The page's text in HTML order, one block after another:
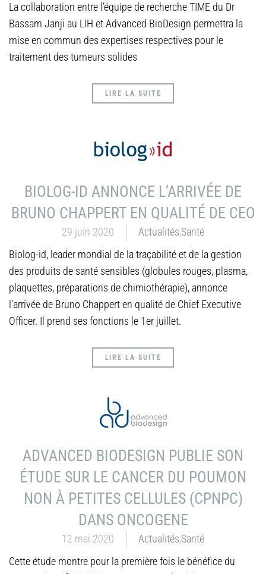
La collaboration entre l’équipe de recherche TIME du Dr
Bassam Janji au LIH et Advanced BioDesign permettra la
mise en commun des expertises respectives pour le
traitement des tumeurs solides
LIRE LA SUITE
BIOLOG-ID ANNONCE L’ARRIVÉE DE
BRUNO CHAPPERT EN QUALITÉ DE CEO
29 juin 2020 Actualités,Santé
Biolog-id, leader mondial de la traçabilité et de la gestion
des produits de santé sensibles (globules rouges, plasma,
plaquettes, préparations de chimiothérapie), annonce
l’arrivée de Bruno Chappert en qualité de Chief Executive
Officer. Il prend ses fonctions le 1er juillet.
LIRE LA SUITE
ADVANCED BIODESIGN PUBLIE SON
ÉTUDE SUR LE CANCER DU POUMON
NON À PETITES CELLULES (CPNPC)
DANS ONCOGENE
12 mai 2020 Actualités,Santé
Cette étude montre pour la première fois le bénéfice du